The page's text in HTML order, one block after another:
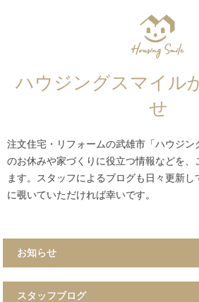
ハウジングスマイル
せ
注文住宅・リフォームの武雄市「ハウジン
のお休みや家づくりに役立つ情報などを
ます。スタッフによるブログも日々更新
に覗いていただければ幸いです。
お知らせ
スタッフブログ